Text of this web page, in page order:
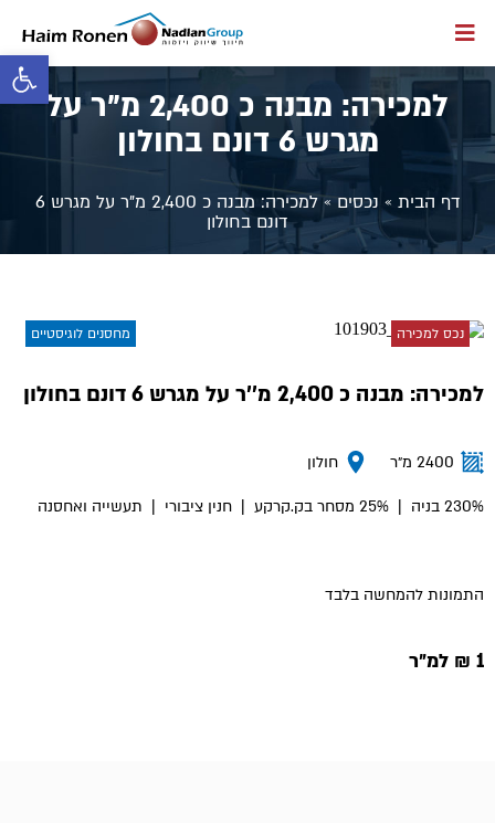
פתח
למכירה: מבנה כ 2,400 מ"ר על
מגרש 6 דונם בחולון
דף הבית » נכסים»
למכירה: מבנה כ 2,400 מ"ר על מגרש 6
דונם בחולון
מחסנים לוגיסטיים נכס למכירה
למכירה: מבנה כ 2,400 מ''ר על מגרש 6 דונם בחולון
2400 מ״ר חולון
230% בניה |
| חנין ציבורי | תעשייה ואחסנה
התמונות להמחשה בלבד
1 ₪ למ״ר